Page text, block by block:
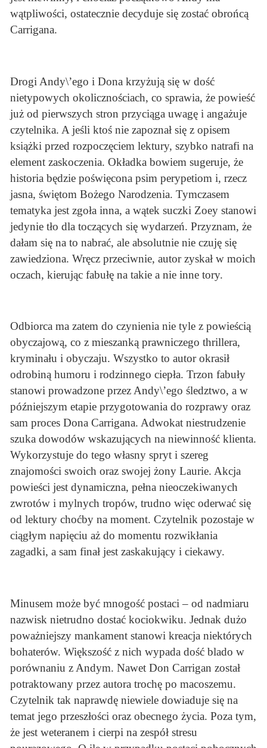
wątpliwości, ostatecznie decyduje się zostać obrońcą
Carrigana.
Drogi Andy\’ego i Dona krzyżują się w dość
nietypowych okolicznościach, co sprawia, że powieść
już od pierwszych stron przyciąga uwagę i angażuje
czytelnika. A jeśli ktoś nie zapoznał się z opisem
książki przed rozpoczęciem lektury, szybko natrafi na
element zaskoczenia. Okładka bowiem sugeruje, że
historia będzie poświęcona psim perypetiom i, rzecz
jasna, świętom Bożego Narodzenia. Tymczasem
tematyka jest zgoła inna, a wątek suczki Zoey stanowi
jedynie tło dla toczących się wydarzeń. Przyznam, że
dałam się na to nabrać, ale absolutnie nie czuję się
zawiedziona. Wręcz przeciwnie, autor zyskał w moich
oczach, kierując fabułę na takie a nie inne tory.
Odbiorca ma zatem do czynienia nie tyle z powieścią
obyczajową, co z mieszanką prawniczego thrillera,
kryminału i obyczaju. Wszystko to autor okrasił
odrobiną humoru i rodzinnego ciepła. Trzon fabuły
stanowi prowadzone przez Andy\’ego śledztwo, a w
późniejszym etapie przygotowania do rozprawy oraz
sam proces Dona Carrigana. Adwokat niestrudzenie
szuka dowodów wskazujących na niewinność klienta.
Wykorzystuje do tego własny spryt i szereg
znajomości swoich oraz swojej żony Laurie. Akcja
powieści jest dynamiczna, pełna nieoczekiwanych
zwrotów i mylnych tropów, trudno więc oderwać się
od lektury choćby na moment. Czytelnik pozostaje w
ciągłym napięciu aż do momentu rozwikłania
zagadki, a sam finał jest zaskakujący i ciekawy.
Minusem może być mnogość postaci – od nadmiaru
nazwisk nietrudno dostać kociokwiku. Jednak dużo
poważniejszy mankament stanowi kreacja niektórych
bohaterów. Większość z nich wypada dość blado w
porównaniu z Andym. Nawet Don Carrigan został
potraktowany przez autora trochę po macoszemu.
Czytelnik tak naprawdę niewiele dowiaduje się na
temat jego przeszłości oraz obecnego życia. Poza tym,
że jest weteranem i cierpi na zespół stresu